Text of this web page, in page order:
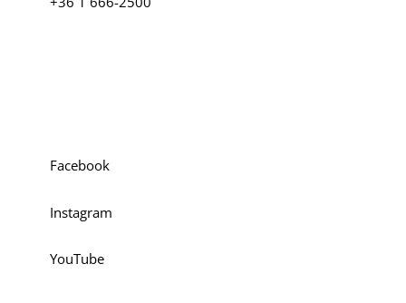
Facebook
Instagram
YouTube